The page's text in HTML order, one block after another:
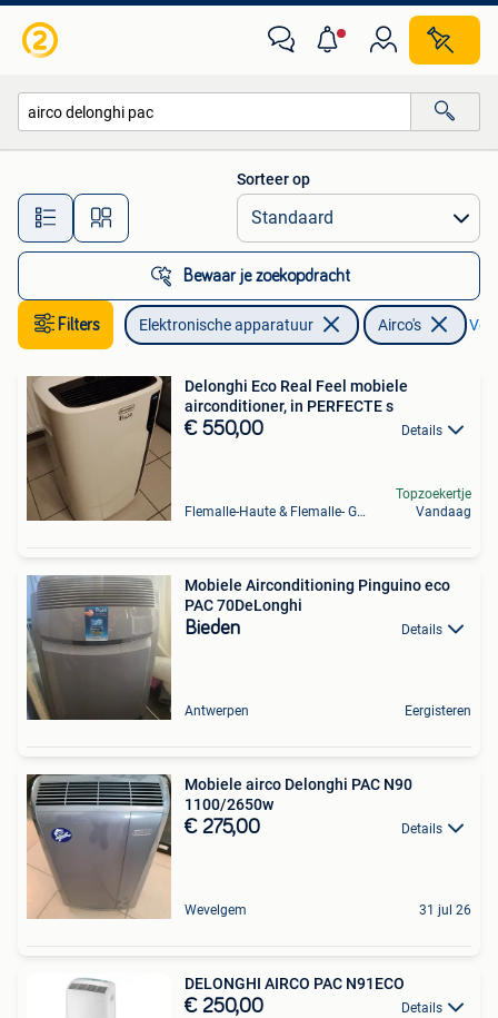
Alle afstanden…
Sorteer op
Bewaar je zoekopdracht
Filters Elektronische apparatuur Airco's
Delonghi Eco Real Feel mobiele
airconditioner, in PERFECTE s
€ 550,00 Details
Flemalle-Haute & Flemalle- Grande & Partie Awirs
Topzoekertje
Vandaag
Mobiele Airconditioning Pinguino eco
PAC 70DeLonghi
Bieden Details
Antwerpen Eergisteren
Mobiele airco Delonghi PAC N90
1100/2650w
€ 275,00 Details
Wevelgem 31 jul 26
DELONGHI AIRCO PAC N91ECO
€ 250,00 Details